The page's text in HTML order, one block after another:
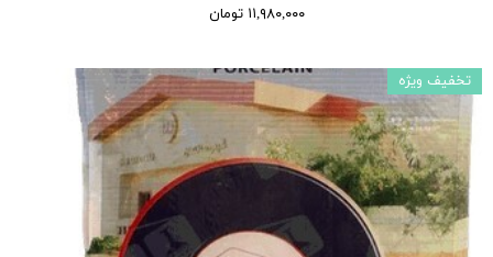
۱۱,۹۸۰,۰۰۰ تومان
تخفیف ویژه